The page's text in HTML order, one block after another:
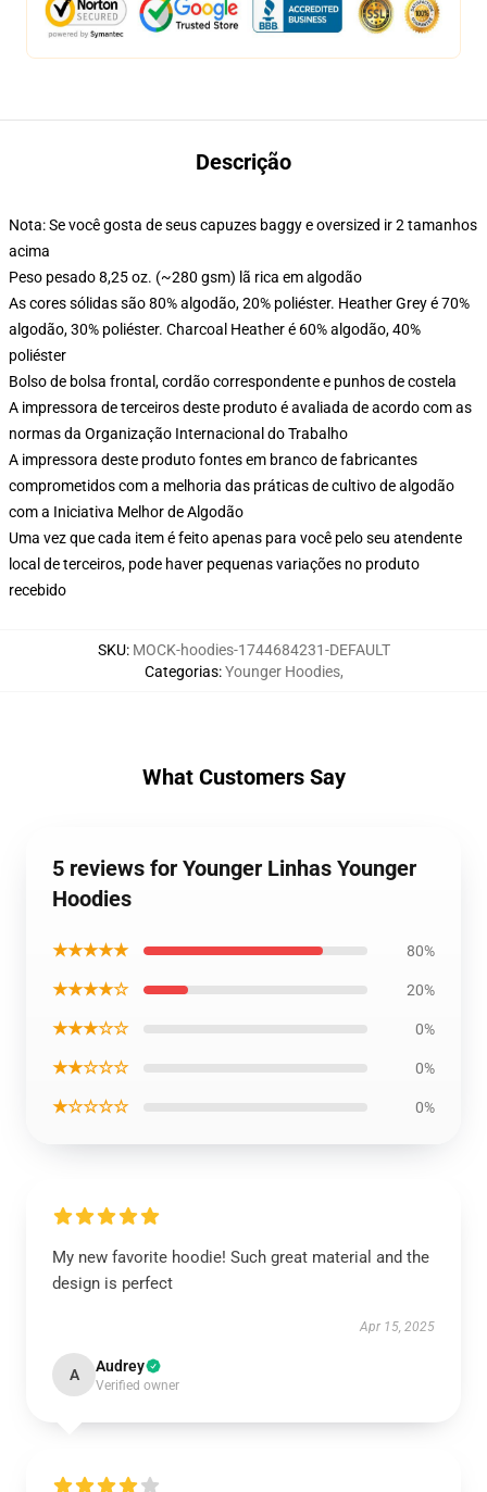
Descrição
Nota: Se você gosta de seus capuzes baggy e oversized ir 2 tamanhos
acima
Peso pesado 8,25 oz. (~280 gsm) lã rica em algodão
As cores sólidas são 80% algodão, 20% poliéster. Heather Grey é 70%
algodão, 30% poliéster. Charcoal Heather é 60% algodão, 40%
poliéster
Bolso de bolsa frontal, cordão correspondente e punhos de costela
A impressora de terceiros deste produto é avaliada de acordo com as
normas da Organização Internacional do Trabalho
A impressora deste produto fontes em branco de fabricantes
comprometidos com a melhoria das práticas de cultivo de algodão
com a Iniciativa Melhor de Algodão
Uma vez que cada item é feito apenas para você pelo seu atendente
local de terceiros, pode haver pequenas variações no produto
recebido
SKU: MOCK-hoodies-1744684231-DEFAULT
Categorias:Younger Hoodies,
What Customers Say
5 reviews for Younger Linhas Younger
Hoodies
★★★★★ 80%
★★★★☆ 20%
★★★☆☆ 0%
★★☆☆☆ 0%
★☆☆☆☆ 0%
My new favorite hoodie! Such great material and the
design is perfect
Apr 15, 2025
A Audrey
Verified owner